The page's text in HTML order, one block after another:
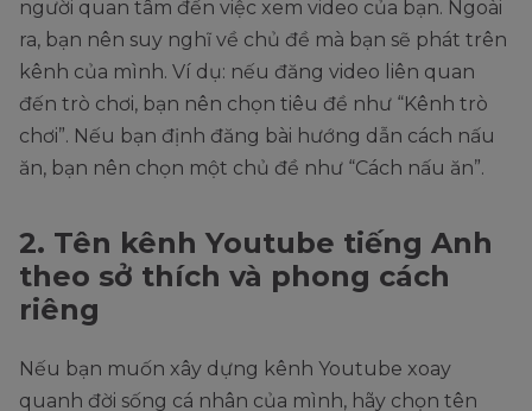
người quan tâm đến việc xem video của bạn. Ngoài
ra, bạn nên suy nghĩ về chủ đề mà bạn sẽ phát trên
kênh của mình. Ví dụ: nếu đăng video liên quan
đến trò chơi, bạn nên chọn tiêu đề như “Kênh trò
chơi”. Nếu bạn định đăng bài hướng dẫn cách nấu
ăn, bạn nên chọn một chủ đề như “Cách nấu ăn”.
2. Tên kênh Youtube tiếng Anh
theo sở thích và phong cách
riêng
Nếu bạn muốn xây dựng kênh Youtube xoay
quanh đời sống cá nhân của mình, hãy chọn tên